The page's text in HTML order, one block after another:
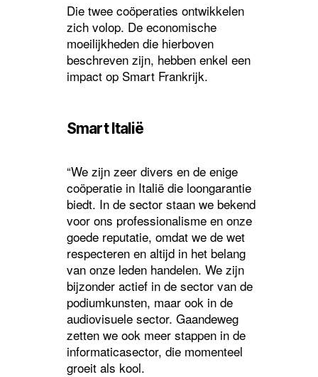
Die twee coöperaties ontwikkelen
zich volop. De economische
moeilijkheden die hierboven
beschreven zijn, hebben enkel een
impact op Smart Frankrijk.
Smart Italië
“We zijn zeer divers en de enige
coöperatie in Italië die loongarantie
biedt. In de sector staan we bekend
voor ons professionalisme en onze
goede reputatie, omdat we de wet
respecteren en altijd in het belang
van onze leden handelen. We zijn
bijzonder actief in de sector van de
podiumkunsten, maar ook in de
audiovisuele sector. Gaandeweg
zetten we ook meer stappen in de
informaticasector, die momenteel
groeit als kool.